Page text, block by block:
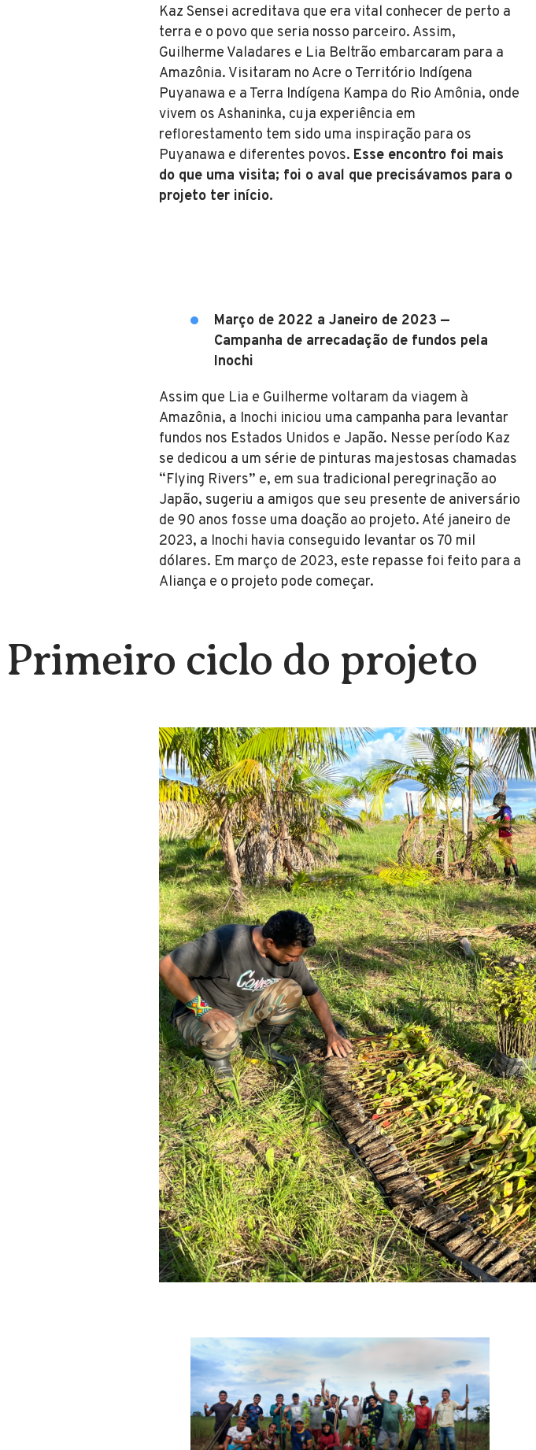
Kaz Sensei acreditava que era vital conhecer de perto a
terra e o povo que seria nosso parceiro. Assim,
Guilherme Valadares e Lia Beltrão embarcaram para a
Amazônia. Visitaram no Acre o Território Indígena
Puyanawa e a Terra Indígena Kampa do Rio Amônia, onde
vivem os Ashaninka, cuja experiência em
reflorestamento tem sido uma inspiração para os
Puyanawa e diferentes povos. Esse encontro foi mais
do que uma visita; foi o aval que precisávamos para o
projeto ter início.
Março de 2022 a Janeiro de 2023 —
Campanha de arrecadação de fundos pela
Inochi
Assim que Lia e Guilherme voltaram da viagem à
Amazônia, a Inochi iniciou uma campanha para levantar
fundos nos Estados Unidos e Japão. Nesse período Kaz
se dedicou a um série de pinturas majestosas chamadas
“Flying Rivers” e, em sua tradicional peregrinação ao
Japão, sugeriu a amigos que seu presente de aniversário
de 90 anos fosse uma doação ao projeto. Até janeiro de
2023, a Inochi havia conseguido levantar os 70 mil
dólares. Em março de 2023, este repasse foi feito para a
Aliança e o projeto pode começar.
Primeiro ciclo do projeto